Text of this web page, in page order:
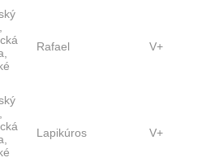
Rafael V+
Lapikúros V+